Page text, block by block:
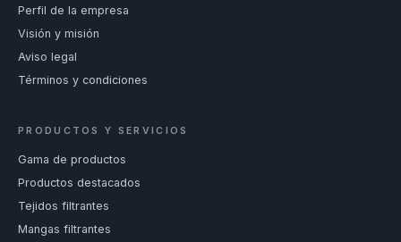
Perfil de la empresa
Visión y misión
Aviso legal
Términos y condiciones
PRODUCTOS Y SERVICIOS
Gama de productos
Productos destacados
Tejidos filtrantes
Mangas filtrantes